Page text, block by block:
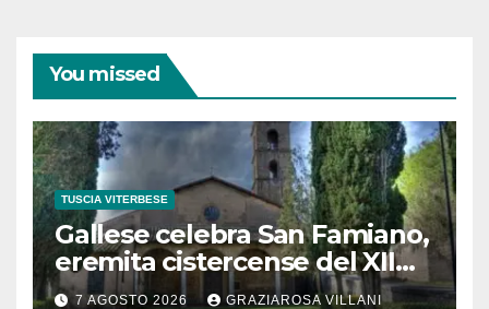
You missed
TUSCIA VITERBESE
Gallese celebra San Famiano,
eremita cistercense del XII
secolo
7 AGOSTO 2026 GRAZIAROSA VILLANI